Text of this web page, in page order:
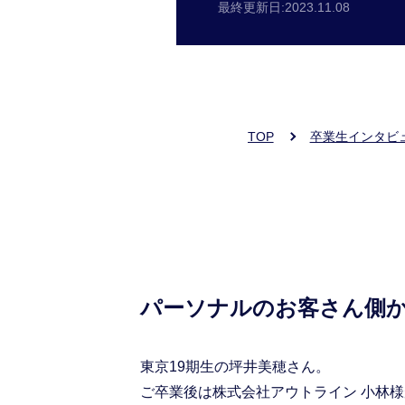
最終更新日:2023.11.08
TOP 卒業生インタビ
パーソナルのお客さん側
東京19期生の坪井美穂さん。
ご卒業後は株式会社アウトライン 小林